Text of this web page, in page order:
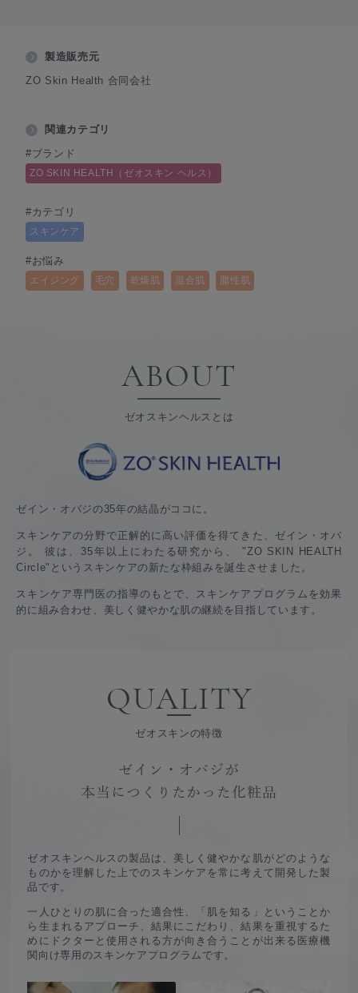
製造販売元
ZO Skin Health 合同会社
関連カテゴリ
#ブランド
ZO SKIN HEALTH（ゼオスキン ヘルス）
#カテゴリ
スキンケア
#お悩み
エイジング 毛穴 乾燥肌 混合肌 脂性肌
ABOUT
ゼオスキンヘルスとは
ゼイン・オバジの35年の結晶がココに。
スキンケアの分野で正解的に高い評価を得てきた、ゼイン・オバ
ジ。 彼は、35年以上にわたる研究から、
"ZO SKIN HEALTH
Circle"というスキンケアの新たな枠組みを誕生させました。
スキンケア専門医の指導のもとで、スキンケアプログラムを効果
的に組み合わせ、美しく健やかな肌の継続を目指しています。
QUALITY
ゼオスキンの特徴
ゼイン・オバジが
本当につくりたかった化粧品
ゼオスキンヘルスの製品は、 美しく健やかな肌がどのような
ものかを理解した上でのスキンケアを常に考えて開発した製
品です。
一人ひとりの肌に合った適合性、「肌を知る」ということか
ら生まれるアプローチ、結果にこだわり、結果を重視するた
めにドクターと使用される方が向き合うことが出来る 医療機
関向け専用のスキンケアプログラムです。